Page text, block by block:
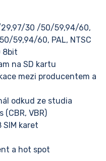
29,97/30 /50/59,94/60,
59,94/60, PAL, NTSC
8bit
na SD kartu
mezi producentem a
odkud ze studia
(CBR, VBR)
karet
a hot spot